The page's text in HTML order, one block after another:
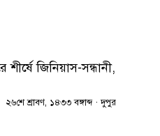
জিনিয়াস-সন্ধানী,
২৬শে শ্রাবণ, ১৪৩৩ বঙ্গাব্দ · দুপুর